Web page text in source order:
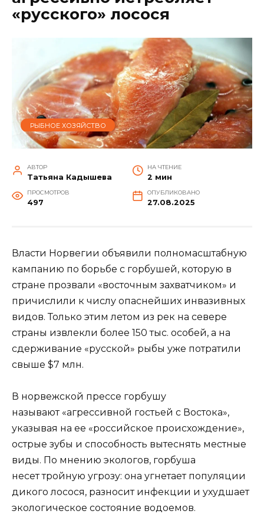
«русского» лосося
РЫБНОЕ ХОЗЯЙСТВО
АВТОР
Татьяна Кадышева
НА ЧТЕНИЕ
2 мин
ПРОСМОТРОВ
497
ОПУБЛИКОВАНО
27.08.2025
Власти Норвегии объявили полномасштабную
кампанию по борьбе с горбушей, которую в
стране прозвали «восточным захватчиком» и
причислили к числу опаснейших инвазивных
видов. Только этим летом из рек на севере
страны извлекли более 150 тыс. особей, а на
сдерживание «русской» рыбы уже потратили
свыше $7 млн.
В норвежской прессе горбушу
называют «агрессивной гостьей с Востока»,
указывая на ее «российское происхождение»,
острые зубы и способность вытеснять местные
виды. По мнению экологов, горбуша
несет тройную угрозу: она угнетает популяции
дикого лосося, разносит инфекции и ухудшает
экологическое состояние водоемов.